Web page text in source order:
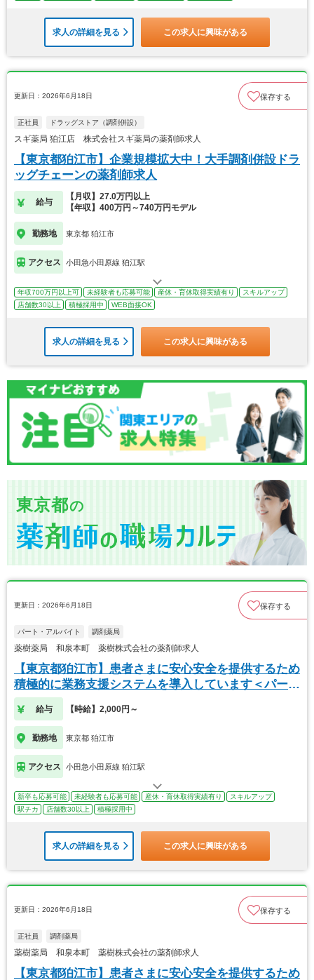
求人の詳細を見る この求人に興味がある
更新日：2026年6月18日 保存する
正社員 ドラッグストア（調剤併設）
スギ薬局 狛江店 株式会社スギ薬局の薬剤師求人
【東京都狛江市】企業規模拡大中！大手調剤併設ドラ
ッグチェーンの薬剤師求人
給与
【月収】27.0万円以上
【年収】400万円～740万円モデル
勤務地 東京都 狛江市
アクセス 小田急小田原線 狛江駅
年収700万円以上可 未経験者も応募可能 産休・育休取得実績有り
スキルアップ
店舗数30以上
積極採用中 WEB面接OK
求人の詳細を見る この求人に興味がある
東京都の
更新日：2026年6月18日 保存する
パート・アルバイト 調剤薬局
薬樹薬局 和泉本町 薬樹株式会社の薬剤師求人
【東京都狛江市】患者さまに安心安全を提供するため
積極的に業務支援システムを導入しています＜パート
＞
給与 【時給】2,000円～
勤務地 東京都 狛江市
アクセス 小田急小田原線 狛江駅
新卒も応募可能 未経験者も応募可能 産休・育休取得実績有り
スキルアップ
駅チカ
店舗数30以上 積極採用中
求人の詳細を見る この求人に興味がある
更新日：2026年6月18日 保存する
正社員 調剤薬局
薬樹薬局 和泉本町 薬樹株式会社の薬剤師求人
【東京都狛江市】患者さまに安心安全を提供するため